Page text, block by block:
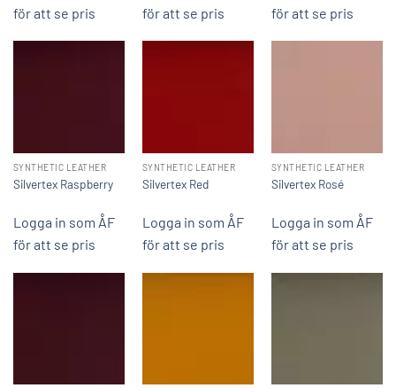
för att se pris
för att se pris
för att se pris
SYNTHETIC LEATHER
Silvertex Raspberry
Logga in som ÅF
för att se pris
SYNTHETIC LEATHER
Silvertex Red
Logga in som ÅF
för att se pris
SYNTHETIC LEATHER
Silvertex Rosé
Logga in som ÅF
för att se pris